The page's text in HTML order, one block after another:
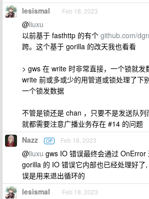
lesismal Feb 18, 2023
@liuxu
以前基于 fasthttp 的有个 github.com/
跨。这个基于 gorilla 的改天我也看看
> gws 在 write 时非常直接，一个锁就发
write 前或多或少的用管道或锁处理了下
一个锁发数据
不管是锁还是 chan ，只要不是发送队列
就都需要注意广播业务存在 #14 的问题
Nazz OP Feb 18, 2023
@liuxu gws IO 错误最终会通过 OnError
gorilla 的 IO 错误它内部也已经处理好了
误是用来退出循环的
lesismal Feb 18, 2023